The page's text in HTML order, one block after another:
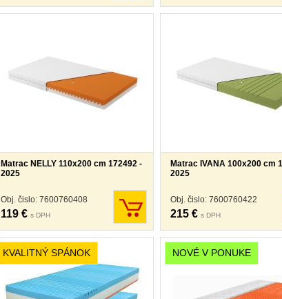
Matrac NELLY 110x200 cm 172492 -
2025
Obj. čislo: 7600760408
119 € s DPH
Matrac IVANA 100x200 cm
2025
Obj. čislo: 7600760422
215 € s DPH
KVALITNÝ SPÁNOK NOVÉ V PONUKE